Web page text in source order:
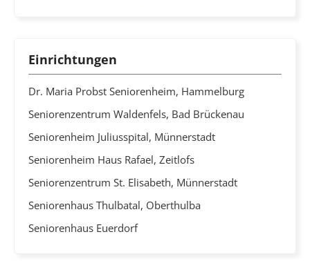
Einrichtungen
Dr. Maria Probst Seniorenheim, Hammelburg
Seniorenzentrum Waldenfels, Bad Brückenau
Seniorenheim Juliusspital, Münnerstadt
Seniorenheim Haus Rafael, Zeitlofs
Seniorenzentrum St. Elisabeth, Münnerstadt
Seniorenhaus Thulbatal, Oberthulba
Seniorenhaus Euerdorf